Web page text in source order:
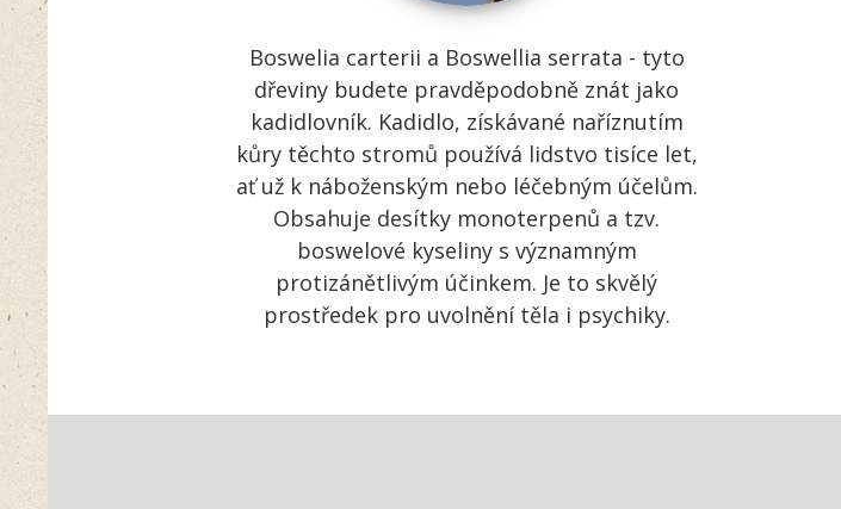
Boswelia carterii a Boswellia serrata - tyto
dřeviny budete pravděpodobně znát jako
kadidlovník. Kadidlo, získávané naříznutím
kůry těchto stromů používá lidstvo tisíce let,
ať už k náboženským nebo léčebným účelům.
Obsahuje desítky monoterpenů a tzv.
boswelové kyseliny s významným
protizánětlivým účinkem. Je to skvělý
prostředek pro uvolnění těla i psychiky.